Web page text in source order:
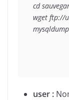
cd
wget ftp://
user :